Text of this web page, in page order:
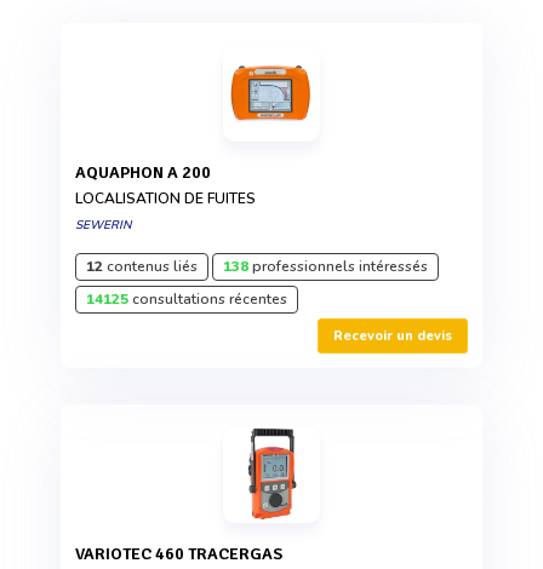
AQUAPHON A 200
LOCALISATION DE FUITES
SEWERIN
12contenus liés 138professionnels intéressés
14125consultations récentes
Recevoir un devis
VARIOTEC 460 TRACERGAS